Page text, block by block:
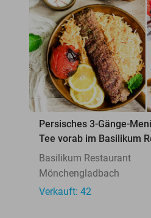
Persisches 3-Gänge-
Tee vorab im Basilikum
Basilikum Restaurant
Mönchengladbach
Verkauft: 42